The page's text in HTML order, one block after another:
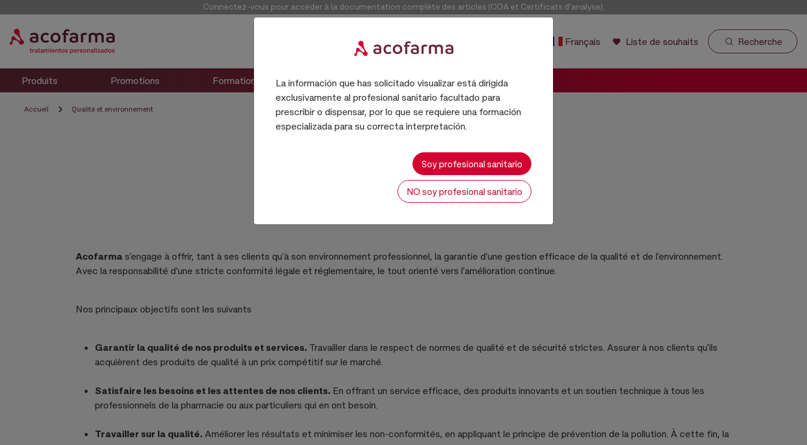
Connectez-vous pour accéder à la documentation complète des articles (COA et Certificats d'analyse).
Français Liste de souhaits Recherche
Produits Promotions Formation
Accueil Qualité et environnement
Qualité et environnement
Acofarma s'engage à offrir, tant à ses clients qu'à son environnement professionnel, la garantie d'une gestion efficace de la qualité et de l'environnement.
Avec la responsabilité d'une stricte conformité légale et réglementaire, le tout orienté vers l'amélioration continue.
Nos principaux objectifs sont les suivants
Garantir la qualité de nos produits et services. Travailler dans le respect de normes de qualité et de sécurité strictes. Assurer à nos clients qu'ils
acquièrent des produits de qualité à un prix compétitif sur le marché.
Satisfaire les besoins et les attentes de nos clients. En offrant un service efficace, des produits innovants et un soutien technique à tous les
professionnels de la pharmacie ou aux particuliers qui en ont besoin.
Travailler sur la qualité. Améliorer les résultats et minimiser les non-conformités, en appliquant le principe de prévention de la pollution. À cette fin, la
La información que has solicitado visualizar está dirigida
exclusivamente al profesional sanitario facultado para
prescribir o dispensar, por lo que se requiere una formación
especializada para su correcta interpretación.
Soy profesional sanitario
NO soy profesional sanitario